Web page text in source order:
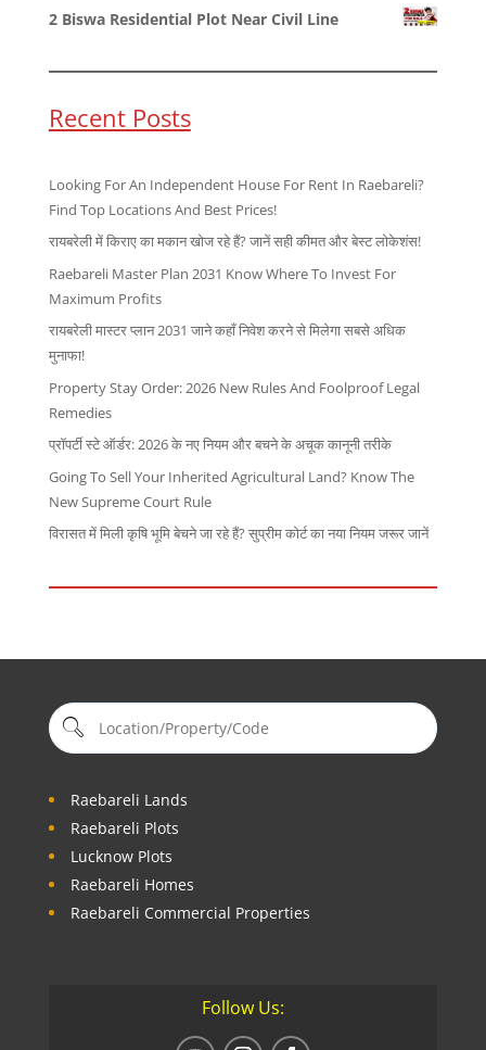
2 Biswa Residential Plot Near Civil Line
Recent Posts
Looking For An Independent House For Rent In Raebareli?
Find Top Locations And Best Prices!
रायबरेली में किराए का मकान खोज रहे हैं? जानें सही कीमत और बेस्ट लोकेशंस!
Raebareli Master Plan 2031 Know Where To Invest For
Maximum Profits
रायबरेली मास्टर प्लान 2031 जाने कहाँ निवेश करने से मिलेगा सबसे अधिक
मुनाफा!
Property Stay Order: 2026 New Rules And Foolproof Legal
Remedies
प्रॉपर्टी स्टे ऑर्डर: 2026 के नए नियम और बचने के अचूक कानूनी तरीके
Going To Sell Your Inherited Agricultural Land? Know The
New Supreme Court Rule
विरासत में मिली कृषि भूमि बेचने जा रहे हैं? सुप्रीम कोर्ट का नया नियम जरूर जानें
Raebareli Lands
Raebareli Plots
Lucknow Plots
Raebareli Homes
Raebareli Commercial Properties
Follow Us: